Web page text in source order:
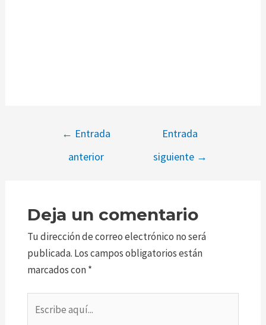
← Entrada
anterior
Entrada
siguiente →
Deja un comentario
Tu dirección de correo electrónico no será
publicada. Los campos obligatorios están
marcados con*
aquí...